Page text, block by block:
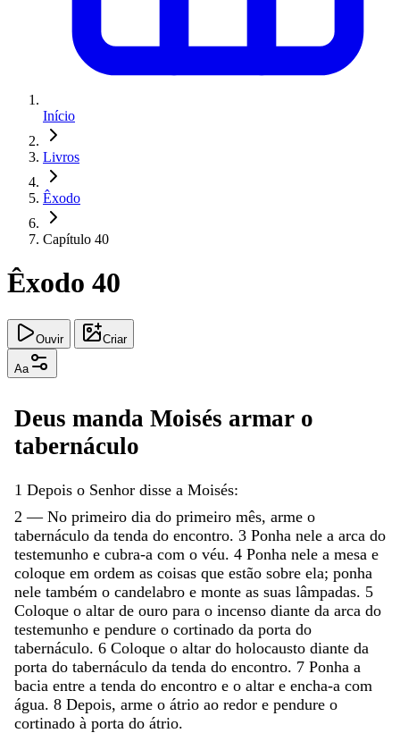
Início
Livros
Êxodo
Capítulo 40
Êxodo 40
Ouvir Criar
Aa
Deus manda Moisés armar o
tabernáculo
1 Depois o Senhor disse a Moisés:
2 — No primeiro dia do primeiro mês, arme o
tabernáculo da tenda do encontro. 3 Ponha nele a arca do
testemunho e cubra-a com o véu. 4 Ponha nele a mesa e
coloque em ordem as coisas que estão sobre ela; ponha
nele também o candelabro e monte as suas lâmpadas. 5
Coloque o altar de ouro para o incenso diante da arca do
testemunho e pendure o cortinado da porta do
tabernáculo. 6 Coloque o altar do holocausto diante da
porta do tabernáculo da tenda do encontro. 7 Ponha a
bacia entre a tenda do encontro e o altar e encha-a com
água. 8 Depois, arme o átrio ao redor e pendure o
cortinado à porta do átrio.